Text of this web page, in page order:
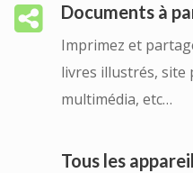
Documents à
Imprimez et
livres illustrés, site
multimédia, etc…
Tous les